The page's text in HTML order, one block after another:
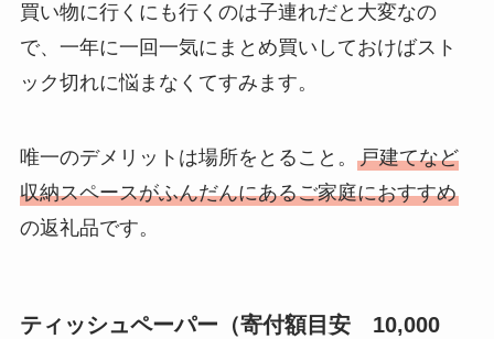
買い物に行くにも行くのは子連れだと大変なの
で、一年に一回一気にまとめ買いしておけばスト
ック切れに悩まなくてすみます。
唯一のデメリットは場所をとること。 戸建てなど
収納スペースがふんだんにあるご家庭におすすめ
の返礼品です。
ティッシュペーパー（寄付額目安 10,000